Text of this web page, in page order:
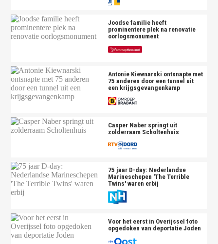
Joodse familie heeft
prominentere plek na renovatie
oorlogsmonument
Antonie Kiewnarski ontsnapte met
75 anderen door een tunnel uit
een krijgsgevangenkamp
Casper Naber springt uit
zolderraam Scholtenhuis
75 jaar D-day: Nederlandse
Marineschepen 'The Terrible
Twins' waren erbij
Voor het eerst in Overijssel foto
opgedoken van deportatie Joden